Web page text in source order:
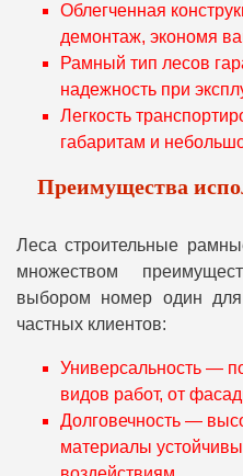
Облегченная
демонтаж, экономя
Рамный тип лесов
надежность при
Легкость
габаритам и
Преимущества
Леса строительные
множеством
выбором номер один для
частных клиентов:
Универсальность —
видов работ, от
Долговечность —
материалы